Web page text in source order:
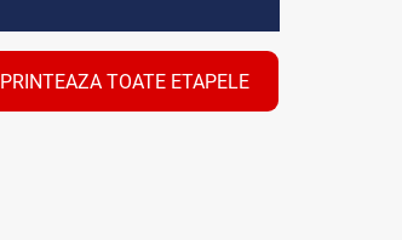
PRINTEAZA TOATE ETAPELE